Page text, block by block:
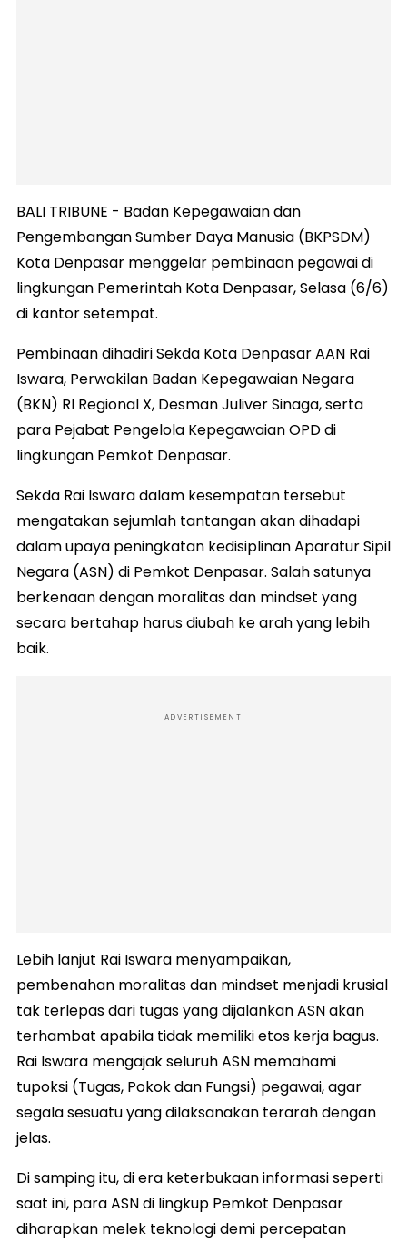
BALI TRIBUNE - Badan Kepegawaian dan
Pengembangan Sumber Daya Manusia (BKPSDM)
Kota Denpasar menggelar pembinaan pegawai di
lingkungan Pemerintah Kota Denpasar, Selasa (6/6)
di kantor setempat.
Pembinaan dihadiri Sekda Kota Denpasar AAN Rai
Iswara, Perwakilan Badan Kepegawaian Negara
(BKN) RI Regional X, Desman Juliver Sinaga, serta
para Pejabat Pengelola Kepegawaian OPD di
lingkungan Pemkot Denpasar.
Sekda Rai Iswara dalam kesempatan tersebut
mengatakan sejumlah tantangan akan dihadapi
dalam upaya peningkatan kedisiplinan Aparatur Sipil
Negara (ASN) di Pemkot Denpasar. Salah satunya
berkenaan dengan moralitas dan mindset yang
secara bertahap harus diubah ke arah yang lebih
baik.
ADVERTISEMENT
Lebih lanjut Rai Iswara menyampaikan,
pembenahan moralitas dan mindset menjadi krusial
tak terlepas dari tugas yang dijalankan ASN akan
terhambat apabila tidak memiliki etos kerja bagus.
Rai Iswara mengajak seluruh ASN memahami
tupoksi (Tugas, Pokok dan Fungsi) pegawai, agar
segala sesuatu yang dilaksanakan terarah dengan
jelas.
Di samping itu, di era keterbukaan informasi seperti
saat ini, para ASN di lingkup Pemkot Denpasar
diharapkan melek teknologi demi percepatan